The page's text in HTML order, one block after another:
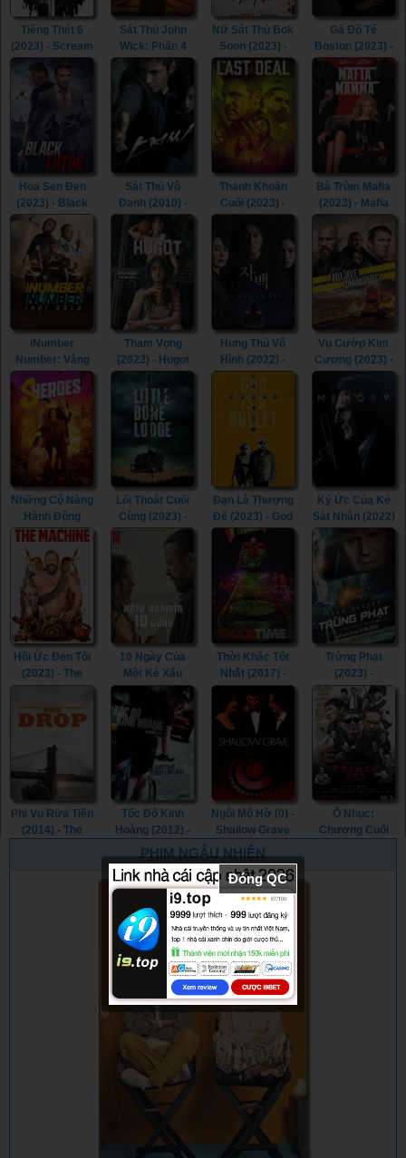
Tiếng Thét 6
(2023) - Scream
Sát Thủ John
Wick: Phần 4
(2023) - John
Wick: Chapter 4
(2023)
Nữ Sát Thủ Bok
Soon (2023) -
Kill Boksoon
(2023)
Gã Đồ Tể
Boston (2023) -
Boston
Strangler (2023)
Hoa Sen Đen
(2023) - Black
Lotus (2023)
Sát Thủ Vô
Danh (2010) -
The Man from
Nowhere (2010)
Thanh Khoản
Cuối (2023) -
(2023)
Bà Trùm Mafia
(2023) - Mafia
iNumber
Number: Vàng
Johannesburg
(2023) -
iNumber
Number: Jozi
Gold (2023)
Tham Vọng
(2023) - Hugot
Hung Thủ Vô
Hình (2022) -
Confession
(2022)
Vụ Cướp Kim
Cương (2023) -
Mojave
Diamonds
(2023)
Những Cô Nàng
Hành Động
(2023) -
Sheroes (2023)
Lối Thoát Cuối
Cùng (2023) -
Little Bone
Đạn Là Thượng
Đế (2023) - God
Is a Bullet
(2023)
Ký Ức Của Kẻ
Sát Nhân (2022)
- Memory (2022)
Hồi Ức Đen Tối
(2023) - The
10 Ngày Của
Một Kẻ Xấu
(2023) - 10 Days
of a Bad Man
(2023)
Thời Khắc Tốt
Nhất (2017) -
(2017)
Trừng Phạt
(2023) -
Retribution
(2023)
Phi Vụ Rửa Tiền
(2014) - The
Tốc Độ Kinh
Hoàng (2012) -
Premium Rush
(2012)
Ngôi Mộ Hờ (0) -
Shallow Grave
(0)
Ô Nhục:
Chương Cuối
PHIM NGẪU NHIÊN
Đóng QC